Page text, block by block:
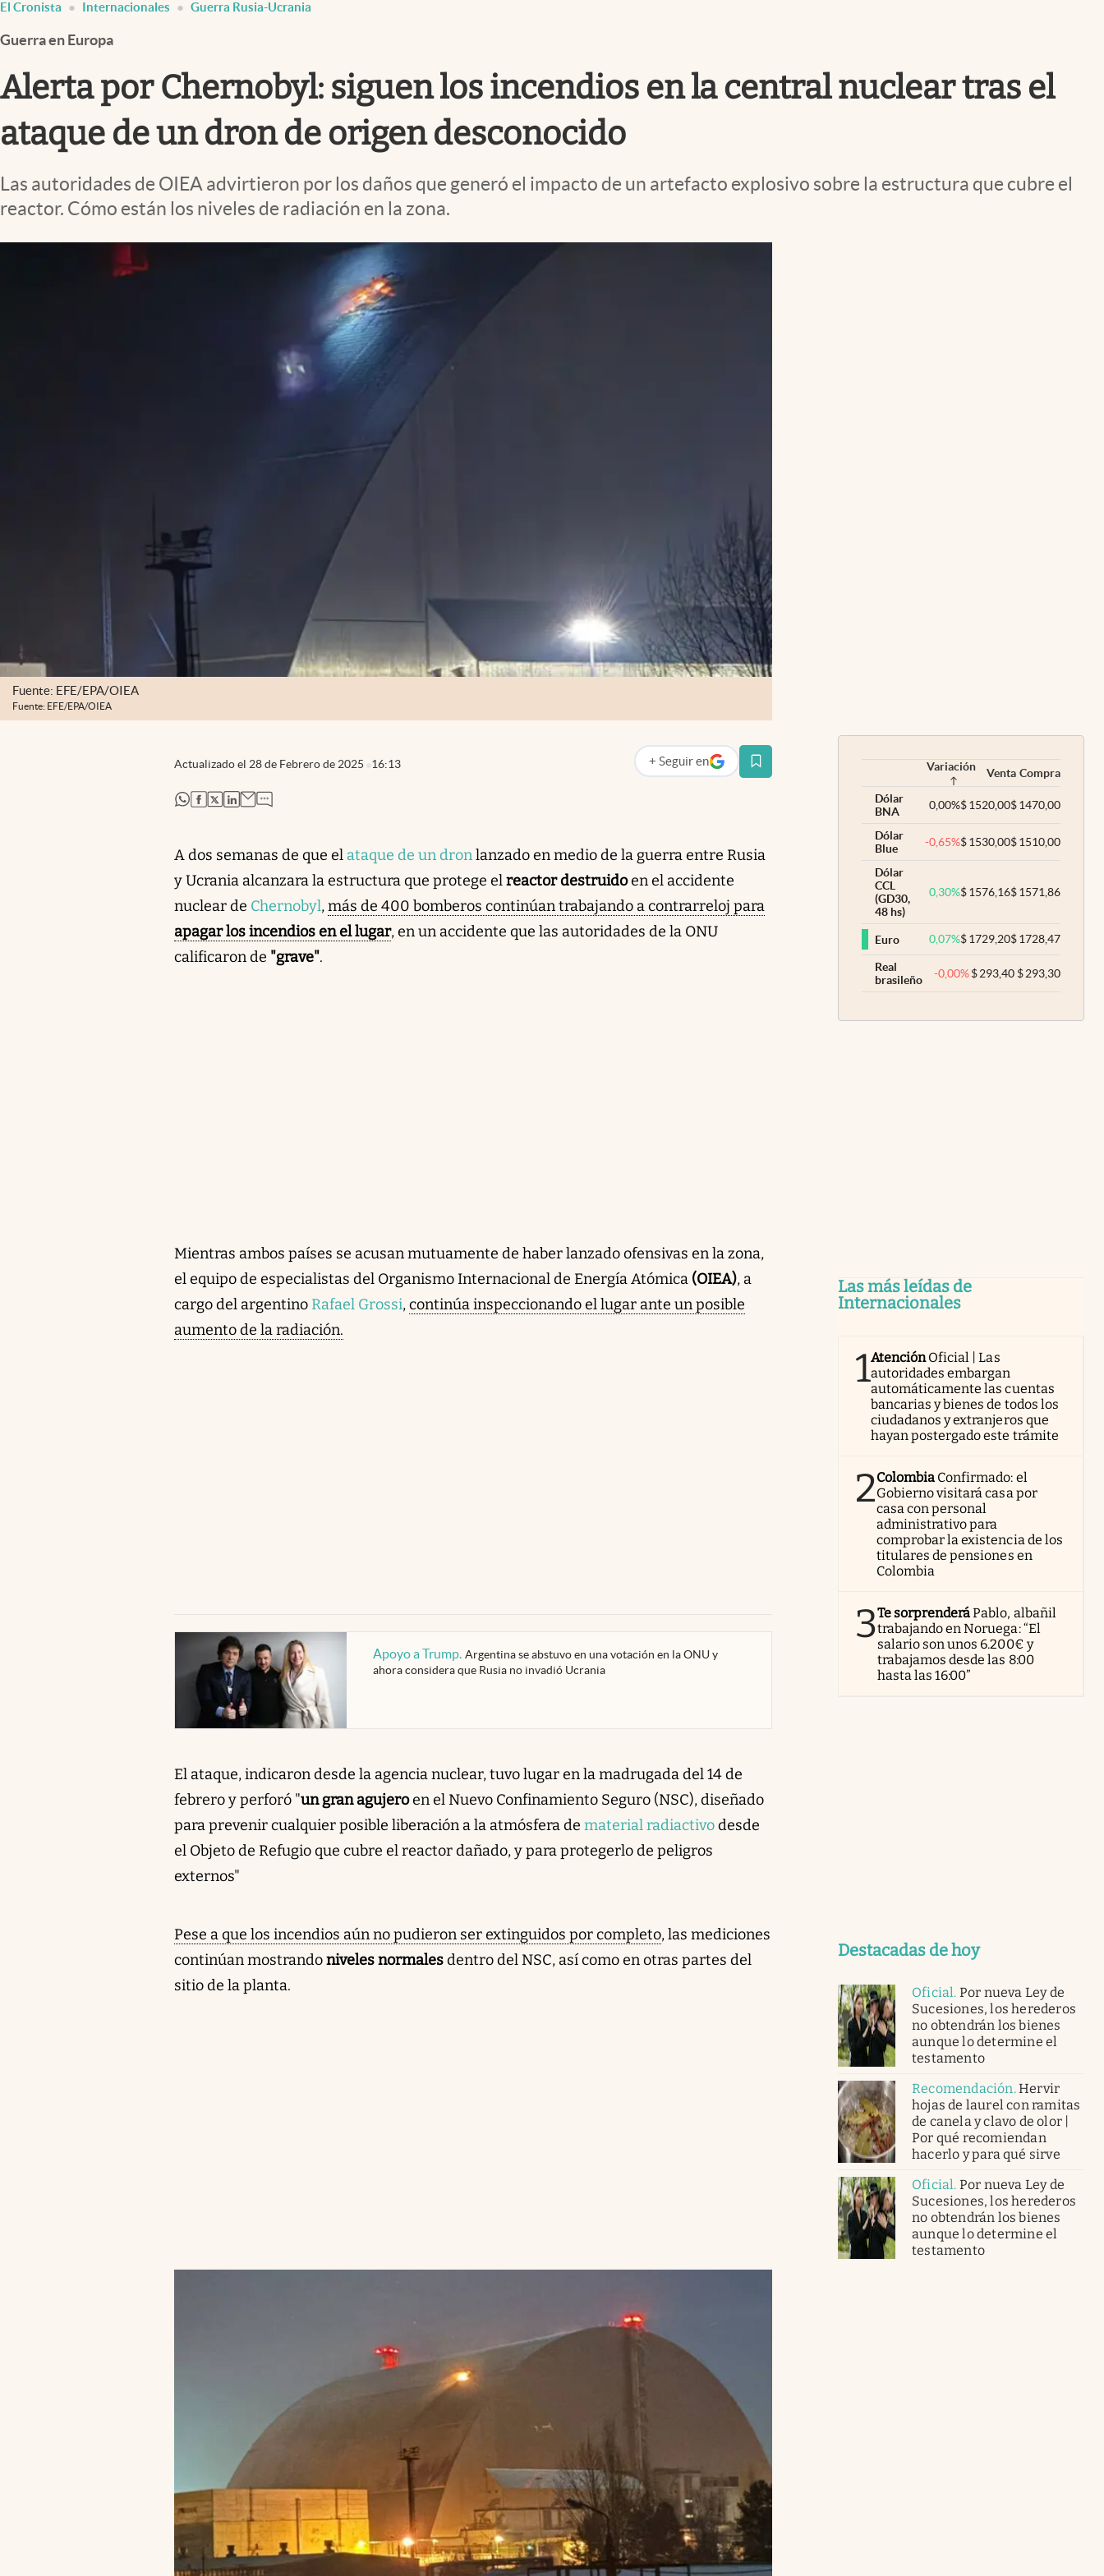
Infotechnology
Clase
Clima
Mundial 2026
Eventos Corporativos
El Cronista Internacionales Guerra Rusia-Ucrania
Guerra en Europa
Alerta por Chernobyl: siguen los incendios en la central nuclear tras el
ataque de un dron de origen desconocido
Las autoridades de OIEA advirtieron por los daños que generó el impacto de un artefacto explosivo sobre la estructura que cubre el
reactor. Cómo están los niveles de radiación en la zona.
Fuente: EFE/EPA/OIEA
Fuente: EFE/EPA/OIEA
Actualizado el 28 de Febrero de 2025 16:13 + Seguir en
abre en nueva pestaña
abre en nueva pestaña
abre en nueva pestaña
abre en nueva pestaña
abre en nueva pestaña
A dos semanas de que el ataque de un dronlanzado en medio de la guerra entre Rusia
y Ucrania alcanzara la estructura que protege elreactor destruidoen el accidente
nuclear de Chernobyl,más de 400 bomberos continúan trabajando a contrarreloj para
apagar los incendios en el lugar, en un accidente que las autoridades de la ONU
calificaron de "grave".
Mientras ambos países se acusan mutuamente de haber lanzado ofensivas en la zona,
el equipo de especialistas del Organismo Internacional de Energía Atómica (OIEA), a
cargo del argentino Rafael Grossi,continúa inspeccionando el lugar ante un posible
aumento de la radiación.
Apoyo a Trump. Argentina se abstuvo en una votación en la ONU y
ahora considera que Rusia no invadió Ucrania
abre en nueva pestaña
El ataque, indicaron desde la agencia nuclear, tuvo lugar en la madrugada del 14 de
febrero y perforó "un gran agujeroen el Nuevo Confinamiento Seguro (NSC), diseñado
para prevenir cualquier posible liberación a la atmósfera de material radiactivodesde
el Objeto de Refugio que cubre el reactor dañado, y para protegerlo de peligros
externos"
Pese a que los incendios aún no pudieron ser extinguidos por completo, las mediciones
continúan mostrandoniveles normalesdentro del NSC, así como en otras partes del
sitio de la planta.
Variación Venta Compra
Dólar
BNA
0,00%$1520,00$1470,00
Dólar
Blue
-0,65%$1530,00$1510,00
Dólar
CCL
(GD30,
48 hs)
0,30%$1576,16$1571,86
Euro 0,07%$1729,20$1728,47
Real
brasileño
-0,00% $293,40 $293,30
Las más leídas de
Internacionales
1AtenciónOficial | Las
autoridades embargan
automáticamente las cuentas
bancarias y bienes de todos los
ciudadanos y extranjeros que
hayan postergado este trámite
2Colombia Confirmado: el
Gobierno visitará casa por
casa con personal
administrativo para
comprobar la existencia de los
titulares de pensiones en
Colombia
3Te sorprenderáPablo, albañil
trabajando en Noruega: “El
salario son unos 6.200€ y
trabajamos desde las 8:00
hasta las 16:00”
Destacadas de hoy
Oficial. Por nueva Ley de
Sucesiones, los herederos
no obtendrán los bienes
aunque lo determine el
testamento
Recomendación.Hervir
hojas de laurel con ramitas
de canela y clavo de olor |
Por qué recomiendan
hacerlo y para qué sirve
Oficial. Por nueva Ley de
Sucesiones, los herederos
no obtendrán los bienes
aunque lo determine el
testamento